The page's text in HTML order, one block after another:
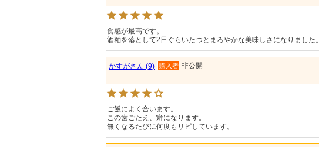
食感が最高です。
酒粕を落として2日ぐらいたつとまろやかな美味しさになりました。
かすが 9 購入者 非公開
ご飯によく合います。
この歯ごたえ、癖になります。
無くなるたびに何度もリピしています。